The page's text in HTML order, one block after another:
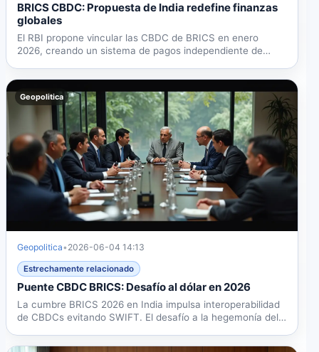
BRICS CBDC: Propuesta de India redefine finanzas
globales
El RBI propone vincular las CBDC de BRICS en enero
2026, creando un sistema de pagos independiente de
Geopolitica
Geopolitica• 2026-06-04 14:13
Estrechamente relacionado
Puente CBDC BRICS: Desafío al dólar en 2026
La cumbre BRICS 2026 en India impulsa interoperabilidad
de CBDCs evitando SWIFT. El desafío a la hegemonía del